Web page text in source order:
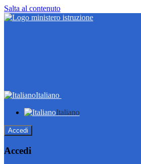
Salta al contenuto
Italiano
Italiano
Accedi
Accedi